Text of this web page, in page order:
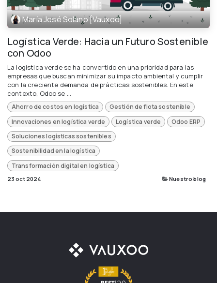
María José Solano [Vauxoo]
Logística Verde: Hacia un Futuro Sostenible
con Odoo
La logística verde se ha convertido en una prioridad para las
empresas que buscan minimizar su impacto ambiental y cumplir
con la creciente demanda de prácticas sostenibles. En este
contexto, Odoo se ...
Ahorro de costos en logística
Gestión de flota sostenible
Innovaciones en logística verde
Logística verde
Odoo ERP
Soluciones logísticas sostenibles
Sostenibilidad en la logística
Transformación digital en logística
23 oct 2024 Nuestro blog